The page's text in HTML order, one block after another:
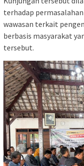
terhadap
wawasan terkait
berbasis masyarakat
tersebut.